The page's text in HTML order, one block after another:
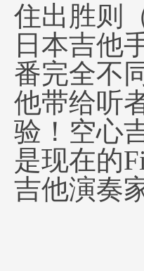
住出胜则
日本吉他
番完全不
他带给听
验！空心
是现在的
吉他演奏